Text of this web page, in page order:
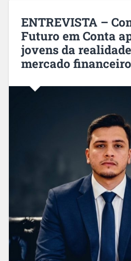
ENTREVISTA –
Futuro em Conta
jovens da
mercado financeiro